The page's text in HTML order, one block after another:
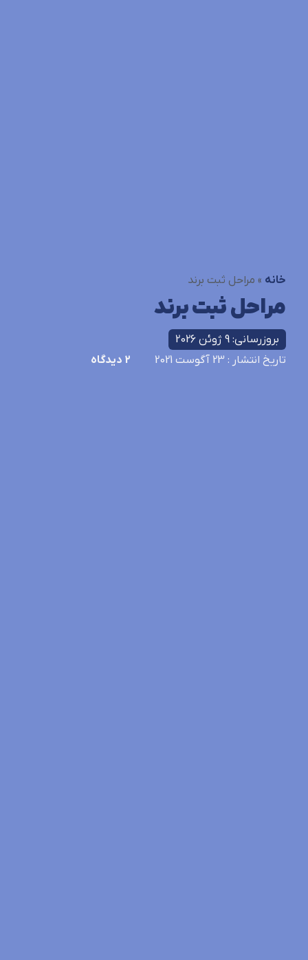
خانه » مراحل ثبت برند
مراحل ثبت برند
بروزرسانی: 9 ژوئن 2026
تاریخ انتشار : 23 آگوست 2021 2 دیدگاه